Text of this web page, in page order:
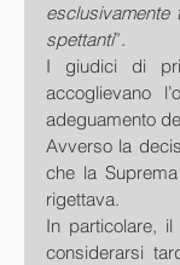
spettanti”.
I giudici di
accoglievano
adeguamento
Avverso la
che la
rigettava.
In particolare,
considerarsi